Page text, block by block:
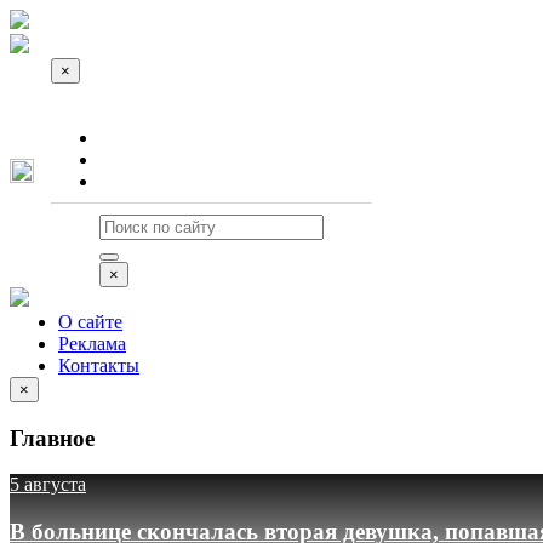
×
×
О сайте
Реклама
Контакты
×
Главное
5 августа
В больнице скончалась вторая девушка,